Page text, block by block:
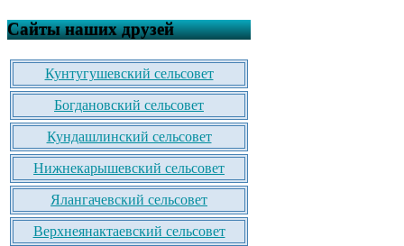
Сайты наших друзей
Кунтугушевский сельсовет
Богдановский сельсовет
Кундашлинский сельсовет
Нижнекарышевский сельсовет
Ялангачевский сельсовет
Верхнеянактаевский сельсовет